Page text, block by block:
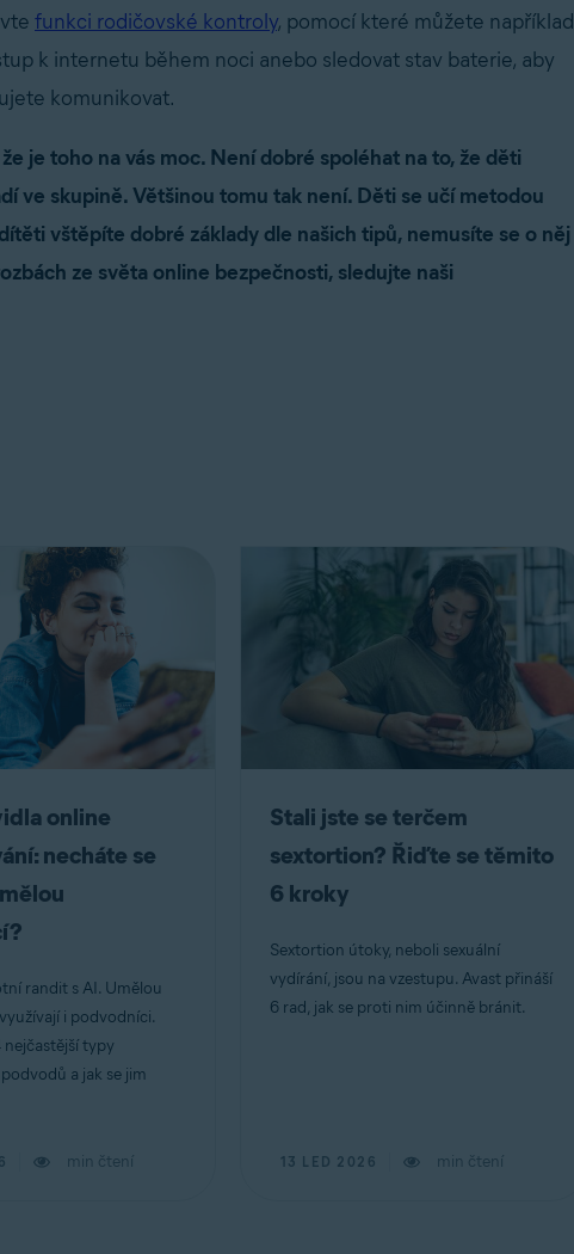
funkci rodičovské kontroly, pomocí které můžete například
k internetu během noci anebo sledovat stav baterie, aby
komunikovat.
je toho na vás moc. Není dobré spoléhat na to, že děti
ve skupině. Většinou tomu tak není. Děti se učí metodou
vštěpíte dobré základy dle našich tipů, nemusíte se o něj
ze světa online bezpečnosti, sledujte naši
online
necháte se
randit s AI. Umělou
i podvodníci.
nejčastější typy
a jak se jim
min čtení
Stali jste se terčem
sextortion? Řiďte se těmito
6 kroky
Sextortion útoky, neboli sexuální
vydírání, jsou na vzestupu. Avast přináší
6 rad, jak se proti nim účinně bránit.
13 LED 2026 min čtení